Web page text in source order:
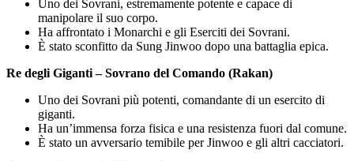
Uno dei Sovrani, estremamente potente e capace di
manipolare il suo corpo.
Ha affrontato i Monarchi e gli Eserciti dei Sovrani.
È stato sconfitto da Sung Jinwoo dopo una battaglia epica.
Re degli Giganti – Sovrano del Comando (Rakan)
Uno dei Sovrani più potenti, comandante di un esercito di
giganti.
Ha un’immensa forza fisica e una resistenza fuori dal comune.
È stato un avversario temibile per Jinwoo e gli altri cacciatori.